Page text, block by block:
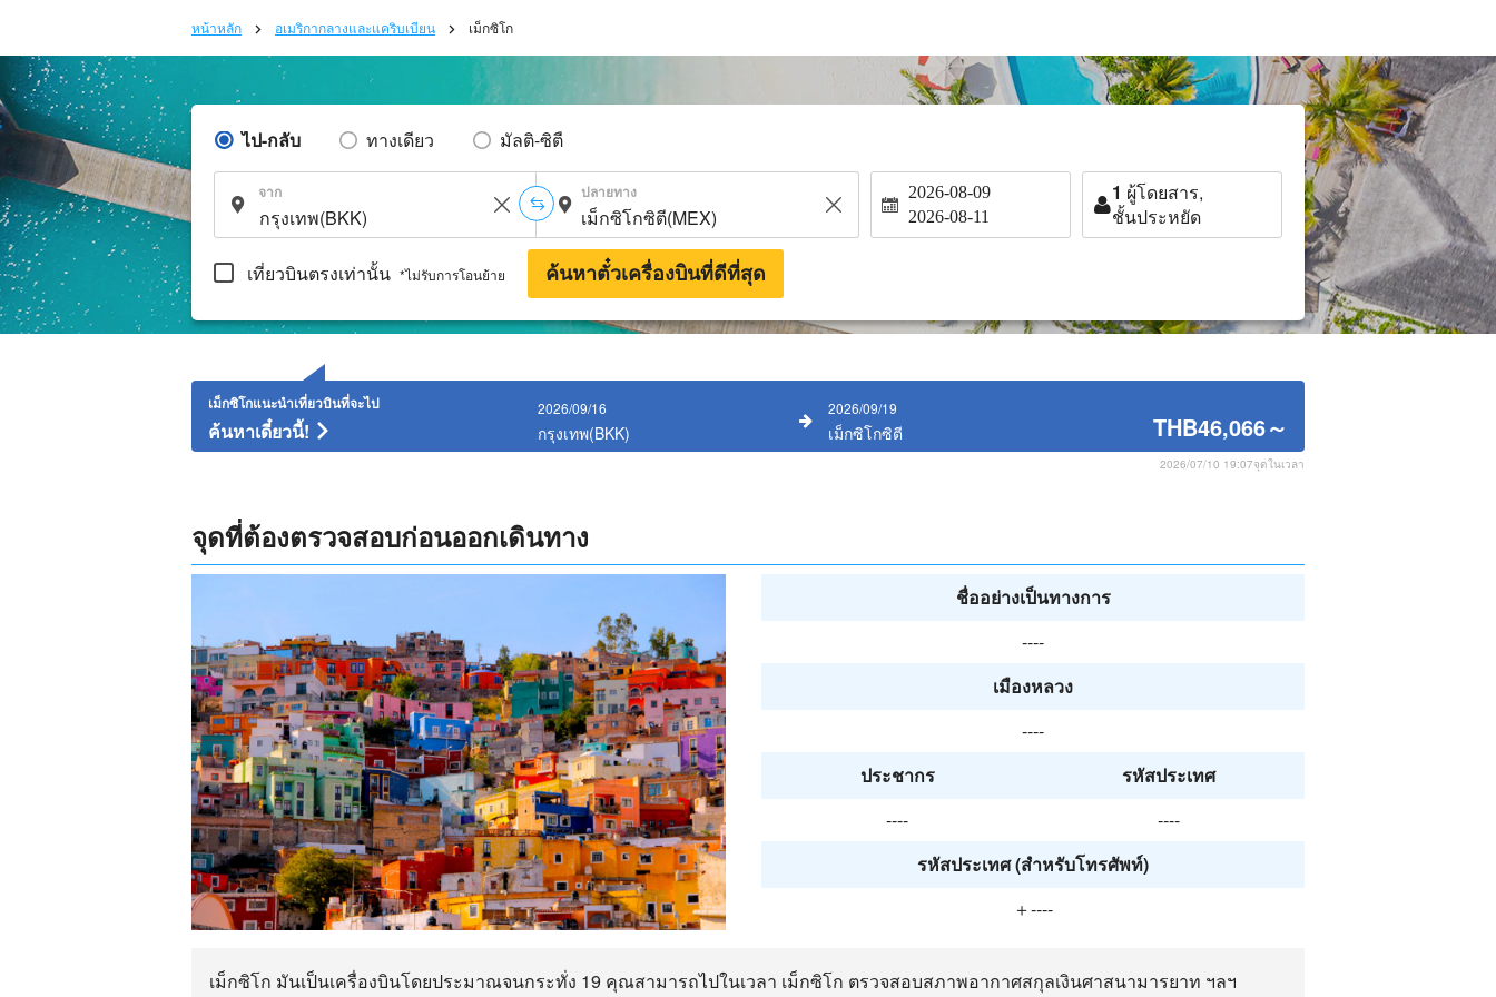
หน้าหลัก อเมริกากลางและแคริบเบียน เม็กซิโก
ไป-กลับ ทางเดียว มัลติ-ซิตี้
จาก ปลายทาง 2026-08-09
2026-08-11
1 ผู้โดยสาร,
ชั้นประหยัด
เที่ยวบินตรงเท่านั้น *ไม่รับการโอนย้าย ค้นหาตั๋วเครื่องบินที่ดีที่สุด
เม็กซิโกแนะนำเที่ยวบินที่จะไป
ค้นหาเดี๋ยวนี้!
2026/09/16
กรุงเทพ(BKK)
2026/09/19
เม็กซิโกซิตี THB46,066～
2026/07/10 19:07จุดในเวลา
จุดที่ต้องตรวจสอบก่อนออกเดินทาง
ชื่ออย่างเป็นทางการ
----
เมืองหลวง
----
ประชากร
รหัสประเทศ
----
----
รหัสประเทศ (สำหรับโทรศัพท์)
＋----
เม็กซิโก มันเป็นเครื่องบินโดยประมาณจนกระทั่ง 19 คุณสามารถไปในเวลา เม็กซิโก ตรวจสอบสภาพอากาศสกุลเงินศาสนามารยาท ฯลฯ